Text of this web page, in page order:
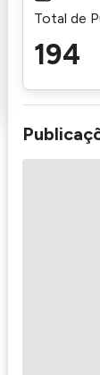
Total de
194